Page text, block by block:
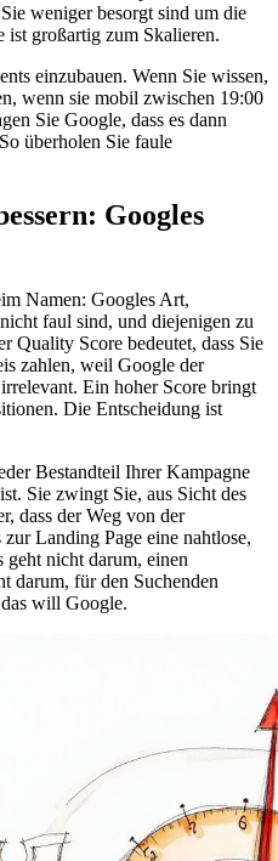
weniger besorgt sind um die
ist großartig zum Skalieren.
einzubauen. Wenn Sie wissen,
wenn sie mobil zwischen 19:00
Sie Google, dass es dann
überholen Sie faule
Googles
Namen: Googles Art,
faul sind, und diejenigen zu
Quality Score bedeutet, dass Sie
zahlen, weil Google der
Ein hoher Score bringt
Die Entscheidung ist
Bestandteil Ihrer Kampagne
Sie zwingt Sie, aus Sicht des
dass der Weg von der
Landing Page eine nahtlose,
geht nicht darum, einen
darum, für den Suchenden
will Google.